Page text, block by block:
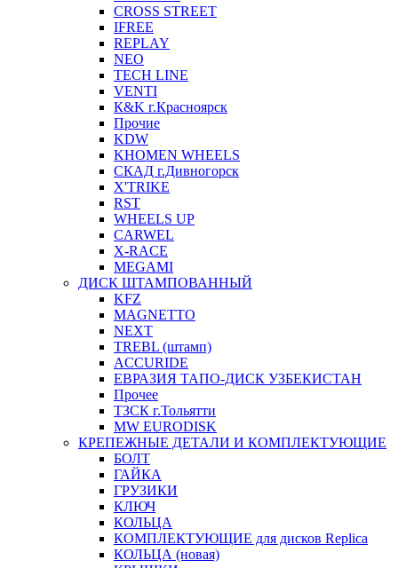
CROSS STREET
IFREE
REPLAY
NEO
TECH LINE
VENTI
К&K г.Красноярск
Прочие
KDW
KHOMEN WHEELS
СКАД г.Дивногорск
X'TRIKE
RST
WHEELS UP
CARWEL
X-RACE
MEGAMI
ДИСК ШТАМПОВАННЫЙ
KFZ
MAGNETTO
NEXT
TREBL (штамп)
ACCURIDE
ЕВРАЗИЯ ТАПО-ДИСК УЗБЕКИСТАН
Прочее
ТЗСК г.Тольятти
MW EURODISK
КРЕПЕЖНЫЕ ДЕТАЛИ И КОМПЛЕКТУЮЩИЕ
БОЛТ
ГАЙКА
ГРУЗИКИ
КЛЮЧ
КОЛЬЦА
КОМПЛЕКТУЮЩИЕ для дисков Replica
КОЛЬЦА (новая)